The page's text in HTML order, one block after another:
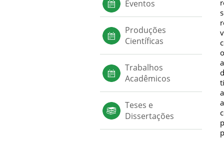
Eventos
Produções
Científicas
Trabalhos
Acadêmicos
Teses e
Dissertações